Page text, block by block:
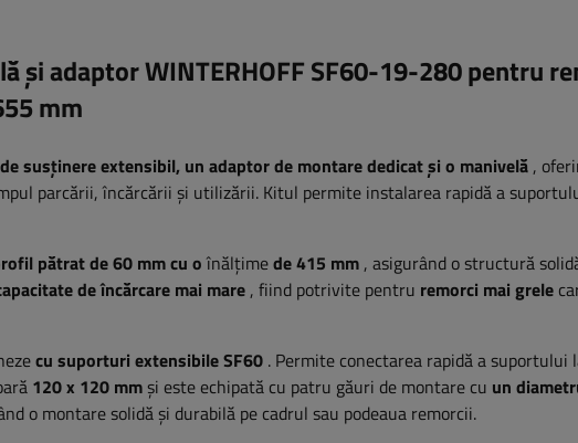
și adaptor WINTERHOFF SF60-19-280 pentru
mm
susținere extensibil, un adaptor de montare dedicat și o manivelă ,
parcării, încărcării și utilizării. Kitul permite instalarea rapidă a
pătrat de 60 mm cu oînălțimede 415 mm , asigurând o structură
de încărcare mai mare , fiind potrivite pentru remorci mai grele
cu suporturi extensibile SF60 . Permite conectarea rapidă a suportului
120 x 120 mmși este echipată cu patru găuri de montare cu un
o montare solidă și durabilă pe cadrul sau podeaua remorcii.